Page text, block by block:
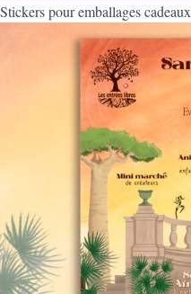
Stickers pour emballages cadeaux